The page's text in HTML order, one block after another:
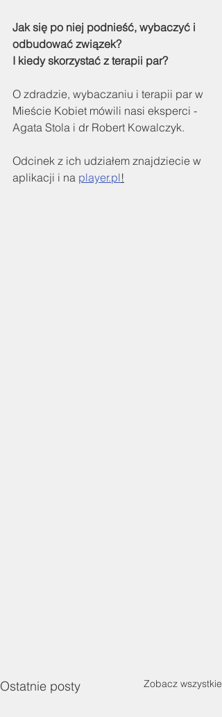
Jak się po niej podnieść, wybaczyć i
odbudować związek?
I kiedy skorzystać z terapii par?
O zdradzie, wybaczaniu i terapii par w
Mieście Kobiet mówili nasi eksperci -
Agata Stola i dr Robert Kowalczyk.
Odcinek z ich udziałem znajdziecie w
aplikacji i na player.pl!
Ostatnie posty Zobacz wszystkie